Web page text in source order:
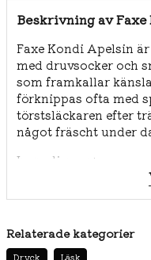
Beskrivning av
Faxe Kondi Apelsin
med druvsocker och
som framkallar
förknippas ofta med
törstsläckaren efter
något fräscht under
Ingredienser:
Kolsyrat vatten,
antioxidationsmedel
(E445, guargummi,
Relaterade kategorier
Dryck Läsk